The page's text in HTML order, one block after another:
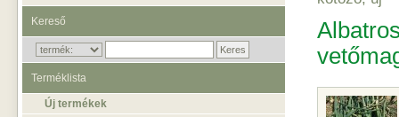
Kereső
Terméklista
Új termékek